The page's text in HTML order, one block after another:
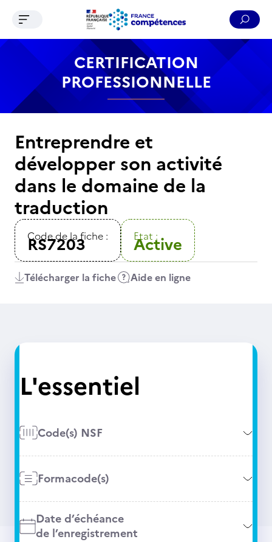
Contenu Recherche Menu Pied de page
Ouvrir le menu de navigation
CERTIFICATION
PROFESSIONNELLE
Entreprendre et
développer son activité
dans le domaine de la
traduction
Code de la fiche :
RS7203 Etat :
Active
Télécharger la fiche Aide en ligne
L'essentiel
Code(s) NSF
Formacode(s)
Date d’échéance
de l’enregistrement